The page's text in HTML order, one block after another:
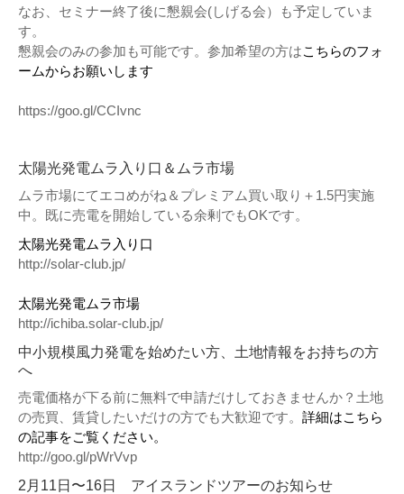
なお、セミナー終了後に懇親会(しげる会）も予定していま
す。
懇親会のみの参加も可能です。参加希望の方はこちらのフォ
ームからお願いします
https://goo.gl/CCIvnc
太陽光発電ムラ入り口＆ムラ市場
ムラ市場にてエコめがね＆プレミアム買い取り＋1.5円実施
中。既に売電を開始している余剰でもOKです。
太陽光発電ムラ入り口
http://solar-club.jp/
太陽光発電ムラ市場
http://ichiba.solar-club.jp/
中小規模風力発電を始めたい方、土地情報をお持ちの方
へ
売電価格が下る前に無料で申請だけしておきませんか？土地
の売買、賃貸したいだけの方でも大歓迎です。 詳細はこちら
の記事をご覧ください。
http://goo.gl/pWrVvp
2月11日〜16日 アイスランドツアーのお知らせ